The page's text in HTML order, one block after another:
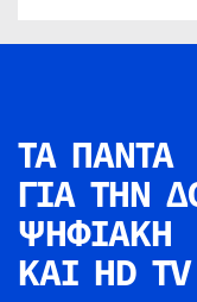
ΤΑ ΠΑΝΤΑ
ΓΙΑ ΤΗΝ
ΨΗΦΙΑΚΗ
ΚΑΙ HD TV